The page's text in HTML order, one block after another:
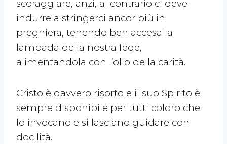
scoraggiare, anzi, al contrario ci deve
indurre a stringerci ancor più in
preghiera, tenendo ben accesa la
lampada della nostra fede,
alimentandola con l’olio della carità.
Cristo è davvero risorto e il suo Spirito è
sempre disponibile per tutti coloro che
lo invocano e si lasciano guidare con
docilità.